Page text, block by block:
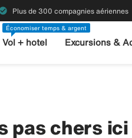
Plus de 300 compagnies aériennes
Économiser temps & argent
Vol + hotel Excursions &
pas chers ici